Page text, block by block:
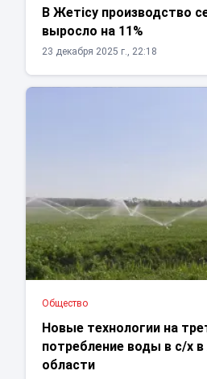
В Жетісу производство
выросло на 11%
23 декабря 2025 г., 22:18
Общество
Новые технологии на
потребление воды в с/х
области